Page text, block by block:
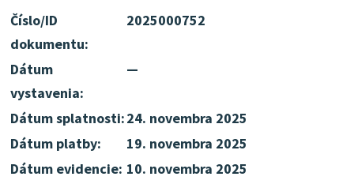
Číslo/ID
dokumentu:
2025000752
Dátum
vystavenia:
—
Dátum splatnosti:24. novembra 2025
Dátum platby:
19. novembra 2025
Dátum evidencie: 10. novembra 2025